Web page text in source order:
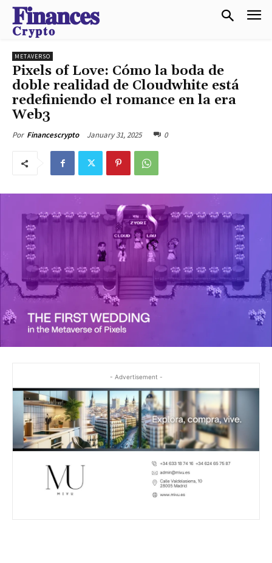
𝐅𝐢𝐧𝐚𝐧𝐜𝐞𝐬
𝐂𝐫𝐲𝐩𝐭𝐨
METAVERSO
Pixels of Love: Cómo la boda de
doble realidad de Cloudwhite está
redefiniendo el romance en la era
Web3
Por Financescrypto January 31, 2025 0
- Advertisement -